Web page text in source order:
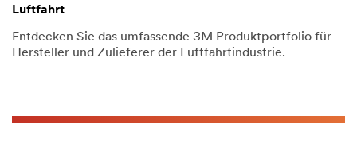
Luftfahrt
Entdecken Sie das umfassende 3M Produktportfolio für
Hersteller und Zulieferer der Luftfahrtindustrie.